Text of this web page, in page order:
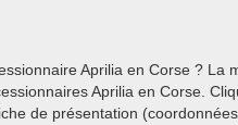
Aprilia en Corse ? La
Aprilia en Corse.
de présentation